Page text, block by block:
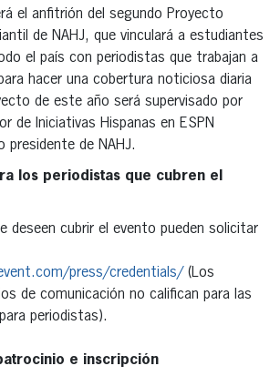
el anfitrión del segundo Proyecto
de NAHJ, que vinculará a estudiantes
el país con periodistas que trabajan a
hacer una cobertura noticiosa diaria
de este año será supervisado por
de Iniciativas Hispanas en ESPN
presidente de NAHJ.
los periodistas que cubren el
deseen cubrir el evento pueden solicitar
press/credentials/ (Los
de comunicación no califican para las
periodistas).
e inscripción